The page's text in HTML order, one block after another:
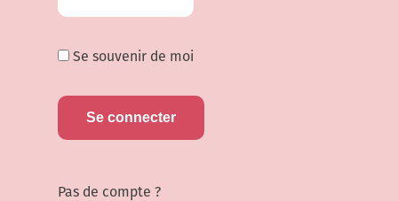
Se souvenir de moi
Pas de compte ?